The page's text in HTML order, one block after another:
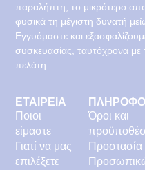
παραλήπτη, το μικρότερο
φυσικά τη μέγιστη δυνατή
Εγγυόμαστε και
συσκευασίας, ταυτόχρονα με
πελάτη.
ΕΤΑΙΡΕΙΑ
Ποιοι
είμαστε
Γιατί να μας
επιλέξετε
Όροι και
Προστασία